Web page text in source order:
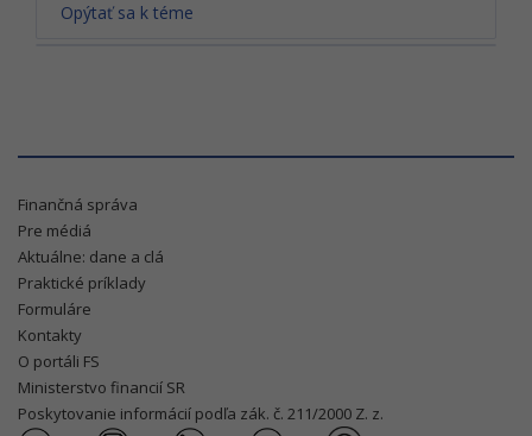
Opýtať sa k téme
Finančná správa
Pre médiá
Aktuálne: dane a clá
Praktické príklady
Formuláre
Kontakty
O portáli FS
Ministerstvo financií SR
Poskytovanie informácií podľa zák. č. 211/2000 Z. z.